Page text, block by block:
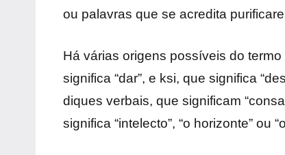
ou palavras que se acredita
Há várias origens possíveis do termo
significa “dar”, e ksi, que significa
diques verbais, que significam
significa “intelecto”, “o horizonte” ou